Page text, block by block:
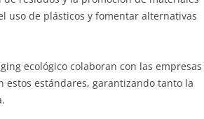
uso de plásticos y fomentar alternativas
ecológico colaboran con las
estándares, garantizando tanto la